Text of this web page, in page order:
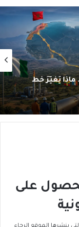
ماذا يُغيّرُ خط
الدولار؟
على